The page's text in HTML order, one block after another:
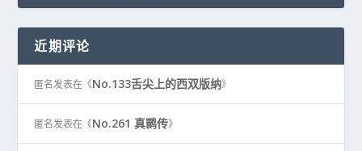
近期评论
匿名发表在《No.133舌尖上的西双版纳》
匿名发表在《No.261 真鹮传》